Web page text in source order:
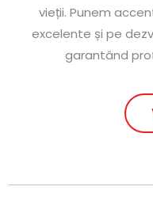
vieții. Punem
excelente și pe
garantând